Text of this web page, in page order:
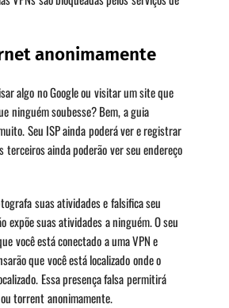
anonimamente
algo no Google ou visitar um site que
ninguém soubesse? Bem, a guia
Seu ISP ainda poderá ver e registrar
terceiros ainda poderão ver seu endereço
suas atividades e falsifica seu
expõe suas atividades a ninguém. O seu
você está conectado a uma VPN e
que você está localizado onde o
Essa presença falsa permitirá
torrent anonimamente.